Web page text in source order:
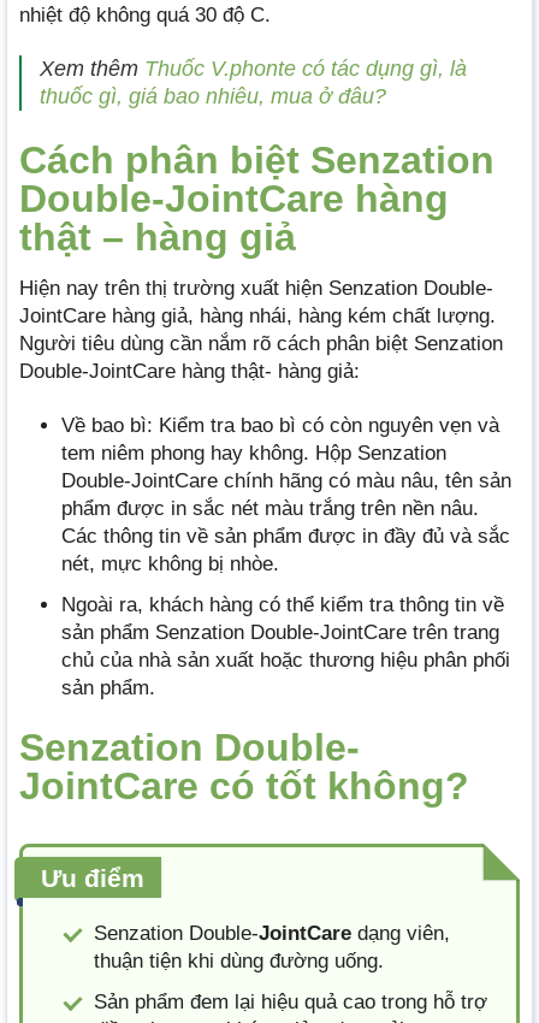
nhiệt độ không quá 30 độ C.
Xem thêm Thuốc V.phonte có tác dụng gì, là
thuốc gì, giá bao nhiêu, mua ở đâu?
Cách phân biệt Senzation
Double-JointCare hàng
thật – hàng giả
Hiện nay trên thị trường xuất hiện Senzation Double-
JointCare hàng giả, hàng nhái, hàng kém chất lượng.
Người tiêu dùng cần nắm rõ cách phân biệt Senzation
Double-JointCare hàng thật- hàng giả:
Về bao bì: Kiểm tra bao bì có còn nguyên vẹn và
tem niêm phong hay không. Hộp Senzation
Double-JointCare chính hãng có màu nâu, tên sản
phẩm được in sắc nét màu trắng trên nền nâu.
Các thông tin về sản phẩm được in đầy đủ và sắc
nét, mực không bị nhòe.
Ngoài ra, khách hàng có thể kiểm tra thông tin về
sản phẩm Senzation Double-JointCare trên trang
chủ của nhà sản xuất hoặc thương hiệu phân phối
sản phẩm.
Senzation Double-
JointCare có tốt không?
Ưu điểm
Senzation Double-JointCare dạng viên,
thuận tiện khi dùng đường uống.
Sản phẩm đem lại hiệu quả cao trong hỗ trợ